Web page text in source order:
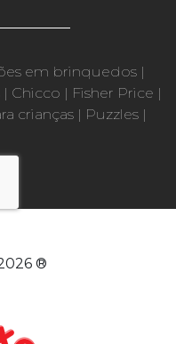
em brinquedos |
| Chicco | Fisher Price |
crianças| Puzzles|
®